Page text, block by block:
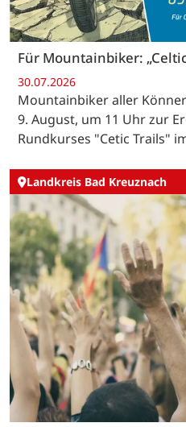
Für Mountainbiker:
30.07.2026
Mountainbiker aller
9. August, um 11 Uhr zur
Rundkurses "Cetic Trails"
Landkreis Bad Kreuznach